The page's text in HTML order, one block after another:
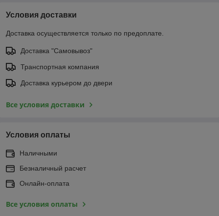
Условия доставки
Доставка осуществляется только по предоплате.
Доставка "Самовывоз"
Транспортная компания
Доставка курьером до двери
Все условия доставки
Условия оплаты
Наличными
Безналичный расчет
Онлайн-оплата
Все условия оплаты